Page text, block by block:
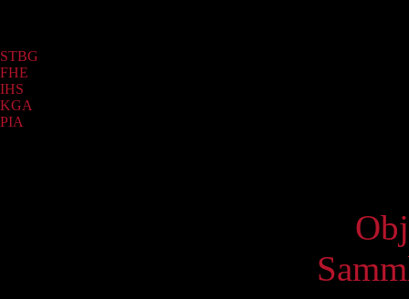
STBG
FHE
IHS
KGA
PIA